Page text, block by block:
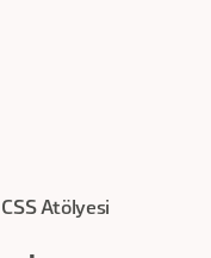
Atölyesi